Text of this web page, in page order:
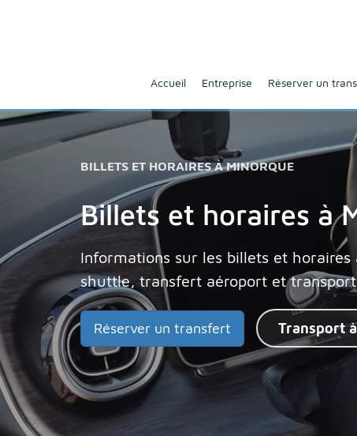
Accueil Entreprise Réserver un
BILLETS ET HORAIRES À MINORQUE
Billets et horaires à
Informations sur les billets et
shuttle, transfert aéroport et
Réserver un transfert Transport